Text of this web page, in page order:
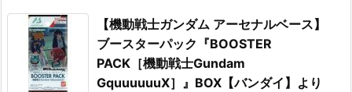
【機動戦士ガンダム アーセナルベース】
ブースターパック『BOOSTER
PACK［機動戦士Gundam
GquuuuuuX］』BOX【バンダイ】より